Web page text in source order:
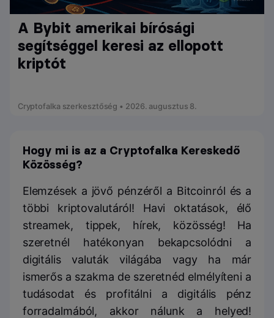
A Bybit amerikai bírósági
segítséggel keresi az ellopott
kriptót
Cryptofalka szerkesztőség • 2026. augusztus 8.
Hogy mi is az a Cryptofalka Kereskedő
Közösség?
Elemzések a jövő pénzéről a Bitcoinról és a
többi kriptovalutáról! Havi oktatások, élő
streamek, tippek, hírek, közösség! Ha
szeretnél hatékonyan bekapcsolódni a
digitális valuták világába vagy ha már
ismerős a szakma de szeretnéd elmélyíteni a
tudásodat és profitálni a digitális pénz
forradalmából, akkor nálunk a helyed!